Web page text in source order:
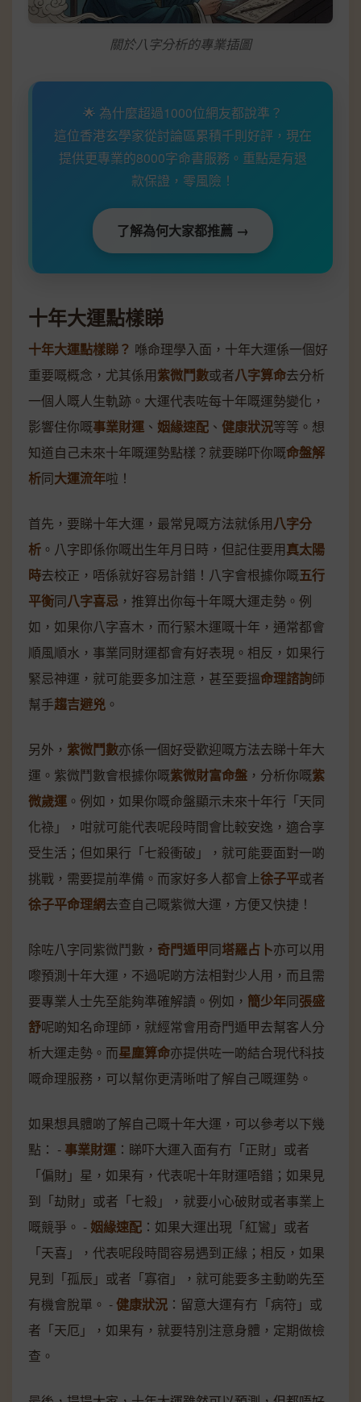
關於八字分析的專業插圖
🌟 為什麼超過1000位網友都說準？
這位香港玄學家從討論區累積千則好評，現在
提供更專業的8000字命書服務。重點是有退
款保證，零風險！
了解為何大家都推薦 →
十年大運點樣睇
十年大運點樣睇？ 喺命理學入面，十年大運係一個好
重要嘅概念，尤其係用紫微鬥數或者八字算命去分析
一個人嘅人生軌跡。大運代表咗每十年嘅運勢變化，
影響住你嘅事業財運 、 姻緣速配 、 健康狀況等等。想
知道自己未來十年嘅運勢點樣？就要睇吓你嘅命盤解
析同大運流年啦！
首先，要睇十年大運，最常見嘅方法就係用八字分
析 。八字即係你嘅出生年月日時，但記住要用真太陽
時去校正，唔係就好容易計錯！八字會根據你嘅五行
平衡同八字喜忌 ，推算出你每十年嘅大運走勢。例
如，如果你八字喜木，而行緊木運嘅十年，通常都會
順風順水，事業同財運都會有好表現。相反，如果行
緊忌神運，就可能要多加注意，甚至要搵命理諮詢師
幫手趨吉避兇 。
另外， 紫微鬥數亦係一個好受歡迎嘅方法去睇十年大
運。紫微鬥數會根據你嘅紫微財富命盤 ，分析你嘅紫
微歲運 。例如，如果你嘅命盤顯示未來十年行「天同
化祿」，咁就可能代表呢段時間會比較安逸，適合享
受生活；但如果行「七殺衝破」，就可能要面對一啲
挑戰，需要提前準備。而家好多人都會上徐子平或者
徐子平命理網去查自己嘅紫微大運，方便又快捷！
除咗八字同紫微鬥數， 奇門遁甲同塔羅占卜亦可以用
嚟預測十年大運，不過呢啲方法相對少人用，而且需
要專業人士先至能夠準確解讀。例如， 簡少年同張盛
舒呢啲知名命理師，就經常會用奇門遁甲去幫客人分
析大運走勢。而星塵算命亦提供咗一啲結合現代科技
嘅命理服務，可以幫你更清晰咁了解自己嘅運勢。
如果想具體啲了解自己嘅十年大運，可以參考以下幾
點： - 事業財運 ：睇吓大運入面有冇「正財」或者
「偏財」星，如果有，代表呢十年財運唔錯；如果見
到「劫財」或者「七殺」，就要小心破財或者事業上
嘅競爭。 -姻緣速配 ：如果大運出現「紅鸞」或者
「天喜」，代表呢段時間容易遇到正緣；相反，如果
見到「孤辰」或者「寡宿」，就可能要多主動啲先至
有機會脫單。 -健康狀況 ：留意大運有冇「病符」或
者「天厄」，如果有，就要特別注意身體，定期做檢
查。